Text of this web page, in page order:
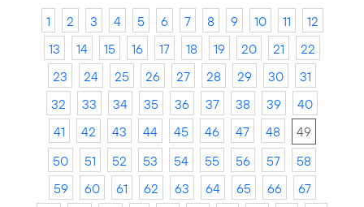
1 2 3 4 5 6 7 8 9 10 11
12
13
14 15 16 17 18 19 20 21
22
23
24 25 26 27 28 29 30
31
32
33 34 35 36 37 38 39
40
41
42 43 44 45 46 47 48
49
50
51 52 53 54 55 56 57
58
59
60 61 62 63 64 65 66
67